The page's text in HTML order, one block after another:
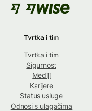
Tvrtka i tim
Tvrtka i tim
Sigurnost
Mediji
Karijere
Status usluge
Odnosi s ulagačima